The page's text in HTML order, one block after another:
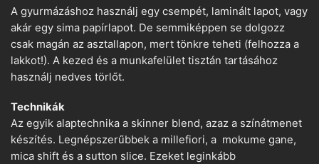
A gyurmázáshoz használj egy csempét, laminált lapot, vagy
akár egy sima papírlapot. De semmiképpen se dolgozz
csak magán az asztallapon, mert tönkre teheti (felhozza a
lakkot!). A kezed és a munkafelület tisztán tartásához
használj nedves törlőt.
Technikák
Az egyik alaptechnika a skinner blend, azaz a színátmenet
készítés. Legnépszerűbbek a millefiori, a mokume gane,
mica shift és a sutton slice. Ezeket leginkább